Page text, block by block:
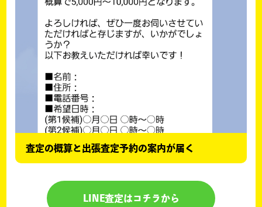
査定の概算と出張査定予約の案内が届く
LINE査定はコチラから